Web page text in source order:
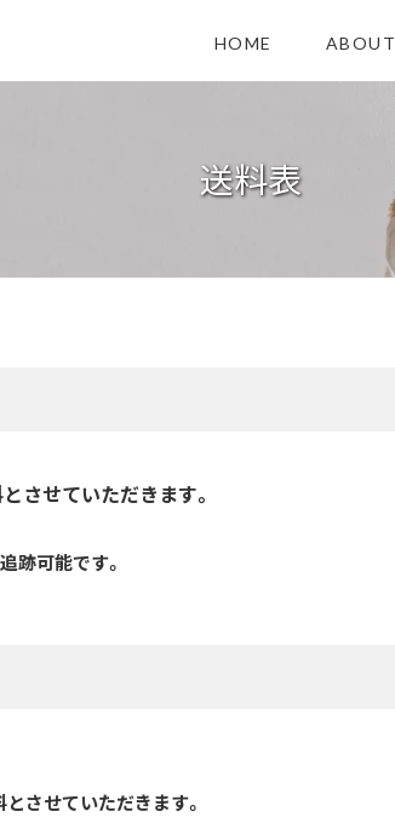
HOME ABOUT
送料表
させていただきます。
跡可能です。
させていただきます。